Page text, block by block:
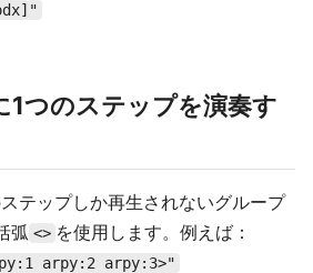
1つのステップを演奏す
テップしか再生されないグループ
弧 <> を使用します。例えば：
arpy:2 arpy:3>"